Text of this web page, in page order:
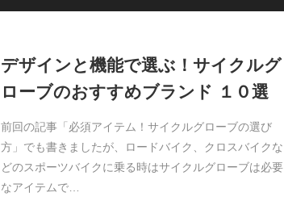
デザインと機能で選ぶ！サイクルグ
ローブのおすすめブランド １０選
前回の記事「必須アイテム！サイクルグローブの選び
方」でも書きましたが、ロードバイク、クロスバイクな
どのスポーツバイクに乗る時はサイクルグローブは必要
なアイテムで…